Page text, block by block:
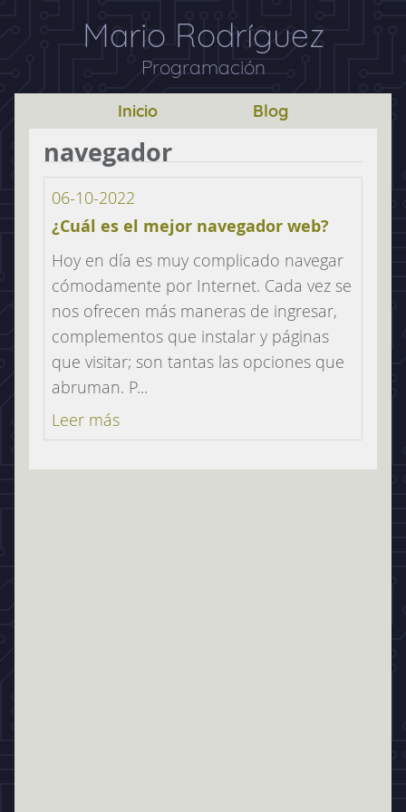
Mario Rodríguez
Programación
Inicio Blog
navegador
06-10-2022
¿Cuál es el mejor navegador web?
Hoy en día es muy complicado navegar
cómodamente por Internet. Cada vez se
nos ofrecen más maneras de ingresar,
complementos que instalar y páginas
que visitar; son tantas las opciones que
abruman. P...
Leer más